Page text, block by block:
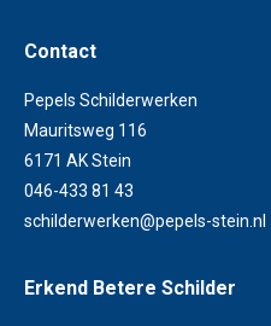
Contact
Pepels Schilderwerken
Mauritsweg 116
6171 AK Stein
046-433 81 43
schilderwerken@pepels-stein.nl
Erkend Betere Schilder